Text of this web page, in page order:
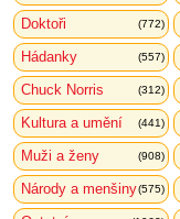
Doktoři (772)
Hádanky (557)
Chuck Norris (312)
Kultura a umění (441)
Muži a ženy (908)
Národy a menšiny(575)